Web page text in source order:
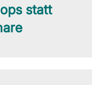
statt